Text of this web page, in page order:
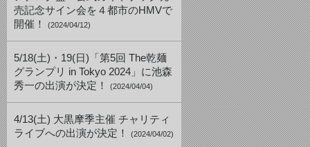
売記念サイン会を４都市のHMVで
開催！
(2024/04/12)
5/18(土)・19(日)「第5回 The乾麺
グランプリ in Tokyo 2024」に池森
秀一の出演が決定！
(2024/04/04)
4/13(土) 大黒摩季主催 チャリティ
ライブへの出演が決定！
(2024/04/02)